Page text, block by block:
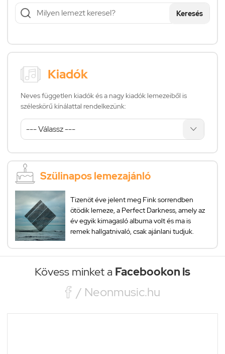
Keresés
Kiadók
Neves független kiadók és a nagy kiadók lemezeiből is
széleskörű kínálattal rendelkezünk:
Szülinapos lemezajánló
Tizenöt éve jelent meg Fink sorrendben
ötödik lemeze, a Perfect Darkness, amely az
év egyik kimagasló albuma volt és ma is
remek hallgatnivaló, csak ajánlani tudjuk.
Kövess minket a Facebookon is
 / Neonmusic.hu